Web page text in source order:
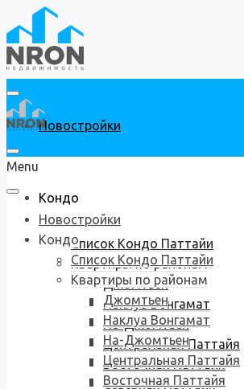
Новостройки
Кондо
Список Кондо Паттайи
Квартиры по районам
Джомтьен
Наклуа Вонгамат
На-Джомтьен
Центральная Паттайя
Восточная Паттайя
Северная Паттайя
Menu
Новостройки
Кондо
Список Кондо Паттайи
Квартиры по районам
Джомтьен
Наклуа Вонгамат
На-Джомтьен
Центральная Паттайя
Восточная Паттайя